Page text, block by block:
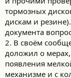
тормозных
дискам и
документа
2. В своём
доложил о
появления
механизме и с